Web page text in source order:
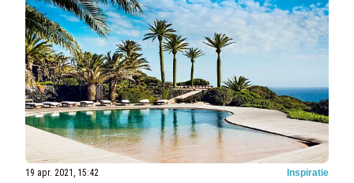
19 apr. 2021, 15:42 Inspiratie